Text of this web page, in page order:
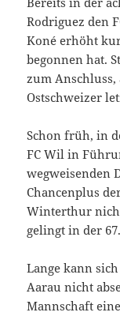
Rodriguez den
Koné erhöht
begonnen hat.
zum Anschluss,
Ostschweizer
Schon früh, in
FC Wil in
wegweisenden
Chancenplus
Winterthur nicht
gelingt in der
Lange kann
Aarau nicht
Mannschaft